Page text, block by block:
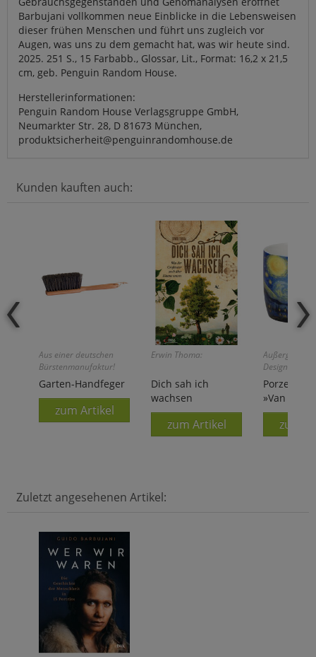
Barbujani vollkommen neue Einblicke in die Lebensweisen
dieser frühen Menschen und führt uns zugleich vor
Augen, was uns zu dem gemacht hat, was wir heute sind.
2025. 251 S., 15 Farbabb., Glossar, Lit., Format: 16,2 x 21,5
cm, geb. Penguin Random House.
Herstellerinformationen:
Penguin Random House Verlagsgruppe GmbH,
Neumarkter Str. 28, D 81673 München,
produktsicherheit@penguinrandomhouse.de
Kunden kauften auch:
Aus einer deutschen
Bürstenmanufaktur!
Garten-Handfeger
zum Artikel
Erwin Thoma:
Dich sah ich
wachsen
zum Artikel
Design!
»Van
zum
Zuletzt angesehenen Artikel: